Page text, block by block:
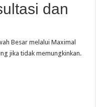
dan
Besar melalui Maximal
jika tidak memungkinkan.